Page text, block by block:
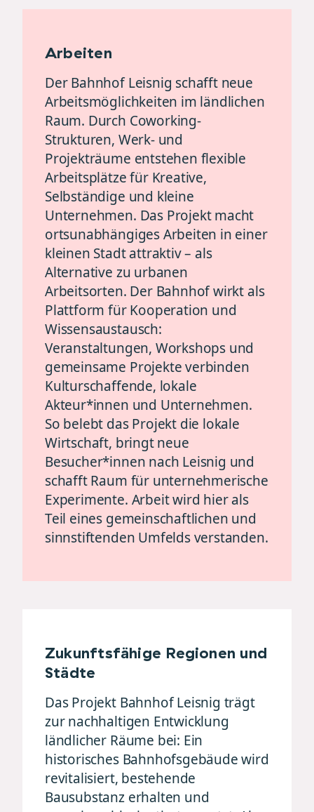
Arbeiten
Der Bahnhof Leisnig schafft neue
Arbeitsmöglichkeiten im ländlichen
Raum. Durch Coworking-
Strukturen, Werk- und
Projekträume entstehen flexible
Arbeitsplätze für Kreative,
Selbständige und kleine
Unternehmen. Das Projekt macht
ortsunabhängiges Arbeiten in einer
kleinen Stadt attraktiv – als
Alternative zu urbanen
Arbeitsorten. Der Bahnhof wirkt als
Plattform für Kooperation und
Wissensaustausch:
Veranstaltungen, Workshops und
gemeinsame Projekte verbinden
Kulturschaffende, lokale
Akteur*innen und Unternehmen.
So belebt das Projekt die lokale
Wirtschaft, bringt neue
Besucher*innen nach Leisnig und
schafft Raum für unternehmerische
Experimente. Arbeit wird hier als
Teil eines gemeinschaftlichen und
sinnstiftenden Umfelds verstanden.
Zukunftsfähige Regionen und
Städte
Das Projekt Bahnhof Leisnig trägt
zur nachhaltigen Entwicklung
ländlicher Räume bei: Ein
historisches Bahnhofsgebäude wird
revitalisiert, bestehende
Bausubstanz erhalten und